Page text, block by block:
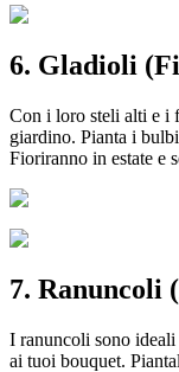
6. Gladioli
Con i loro steli alti e i
giardino. Pianta i
Fioriranno in estate e
7. Ranuncoli
I ranuncoli sono
ai tuoi bouquet.